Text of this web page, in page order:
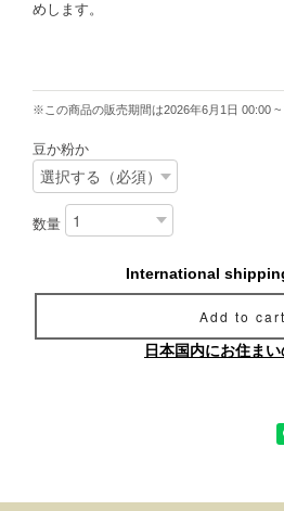
めします。
※この商品の販売期間は2026年6月1日 00:00 ~
豆か粉か
数量
International
Add to cart
日本国内にお住ま